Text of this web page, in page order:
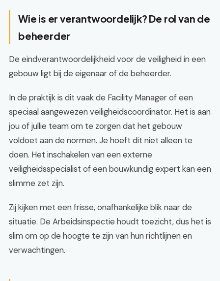
Wie is er verantwoordelijk? De rol van de
beheerder
De eindverantwoordelijkheid voor de veiligheid in een
gebouw ligt bij de eigenaar of de beheerder.
In de praktijk is dit vaak de Facility Manager of een
speciaal aangewezen veiligheidscoördinator. Het is aan
jou of jullie team om te zorgen dat het gebouw
voldoet aan de normen. Je hoeft dit niet alleen te
doen. Het inschakelen van een externe
veiligheidsspecialist of een bouwkundig expert kan een
slimme zet zijn.
Zij kijken met een frisse, onafhankelijke blik naar de
situatie. De Arbeidsinspectie houdt toezicht, dus het is
slim om op de hoogte te zijn van hun richtlijnen en
verwachtingen.